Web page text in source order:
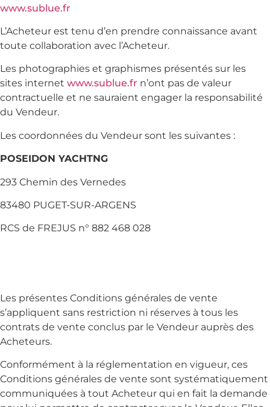
www.sublue.fr
L’Acheteur est tenu d’en prendre connaissance avant
toute collaboration avec l’Acheteur.
Les photographies et graphismes présentés sur les
sites internet www.sublue.fr n’ont pas de valeur
contractuelle et ne sauraient engager la responsabilité
du Vendeur.
Les coordonnées du Vendeur sont les suivantes :
POSEIDON YACHTNG
293 Chemin des Vernedes
83480 PUGET-SUR-ARGENS
RCS de FREJUS n° 882 468 028
Les présentes Conditions générales de vente
s’appliquent sans restriction ni réserves à tous les
contrats de vente conclus par le Vendeur auprès des
Acheteurs.
Conformément à la réglementation en vigueur, ces
Conditions générales de vente sont systématiquement
communiquées à tout Acheteur qui en fait la demande